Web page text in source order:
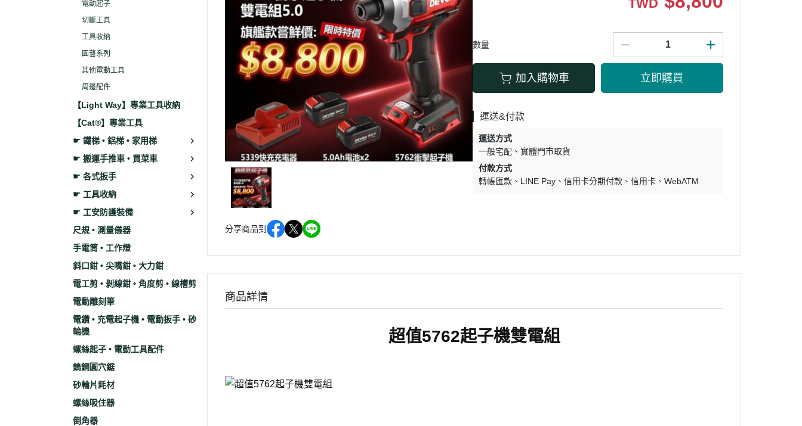
電動起子
切斷工具
工具收納
園藝系列
其他電動工具
周邊配件
【Light Way】專業工具收納
【Cat®】專業工具
☛ 鐵梯 • 鋁梯 • 家用梯
☛ 搬運手推車 • 買菜車
☛ 各式扳手
☛ 工具收納
☛ 工安防護裝備
尺規 • 測量儀器
手電筒 • 工作燈
斜口鉗 • 尖嘴鉗 • 大力鉗
電工剪 • 剝線鉗 • 角度剪 • 線槽剪
電動雕刻筆
電鑽 • 充電起子機 • 電動扳手 • 砂
輪機
螺絲起子 • 電動工具配件
鎢鋼圓穴鋸
砂輪片耗材
螺絲吸住器
倒角器
分享商品到
TWD
數量
加入購物車 立即購買
運送&付款
運送方式
一般宅配
實體門市取貨
付款方式
轉帳匯款
LINE Pay 信用卡分期付款 信用卡 WebATM
商品詳情
超值5762起子機雙電組